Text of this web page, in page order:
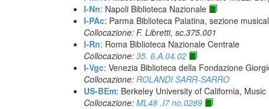
I-Nn: Napoli Biblioteca Nazionale
I-PAc: Parma Biblioteca Palatina, sezione
Collocazione: F. Libretti, sc.375.001
I-Rn: Roma Biblioteca Nazionale Centrale
Collocazione: 35. 6.A.04.02
I-Vgc: Venezia Biblioteca della Fondazione
Collocazione: ROLANDI SARR-SARRO
US-BEm: Berkeley University of California,
Collocazione: ML48 .I7 no.0289